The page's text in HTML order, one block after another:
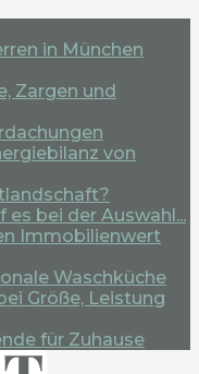
in München
Zargen und
von
bei der Auswahl...
Immobilienwert
Waschküche
Größe, Leistung
für Zuhause